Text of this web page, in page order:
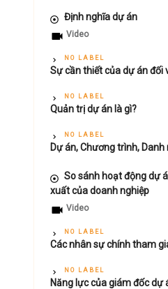
Định nghĩa dự án
Video
NO LABEL
Sự cần thiết của dự án đối
NO LABEL
Quản trị dự án là gì?
NO LABEL
Dự án, Chương trình,
So sánh hoạt động dự
xuất của doanh nghiệp
Video
NO LABEL
Các nhân sự chính tham
NO LABEL
Năng lực của giám đốc dự